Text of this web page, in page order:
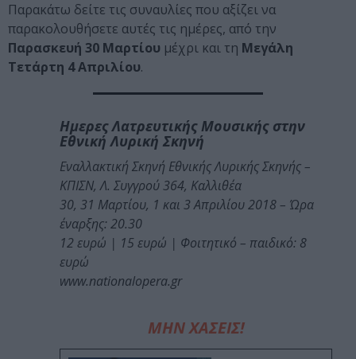
Παρακάτω δείτε τις συναυλίες που αξίζει να
παρακολουθήσετε αυτές τις ημέρες, από την
Παρασκευή 30 Μαρτίου μέχρι και τη Μεγάλη
Τετάρτη 4 Απριλίου.
Ημερες Λατρευτικής Μουσικής στην
Εθνική Λυρική Σκηνή
Εναλλακτική Σκηνή Εθνικής Λυρικής Σκηνής –
ΚΠΙΣΝ, Λ. Συγγρού 364, Καλλιθέα
30, 31 Μαρτίου, 1 και 3 Απριλίου 2018 – Ώρα
έναρξης: 20.30
12 ευρώ | 15 ευρώ | Φοιτητικό – παιδικό: 8
ευρώ
www.nationalopera.gr
ΜΗΝ ΧΑΣΕΙΣ!